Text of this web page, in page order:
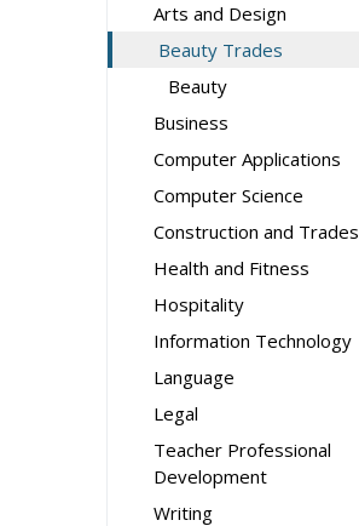
Arts and Design
Beauty Trades
Beauty
Business
Computer Applications
Computer Science
Construction and Trades
Health and Fitness
Hospitality
Information Technology
Language
Legal
Teacher Professional
Development
Writing